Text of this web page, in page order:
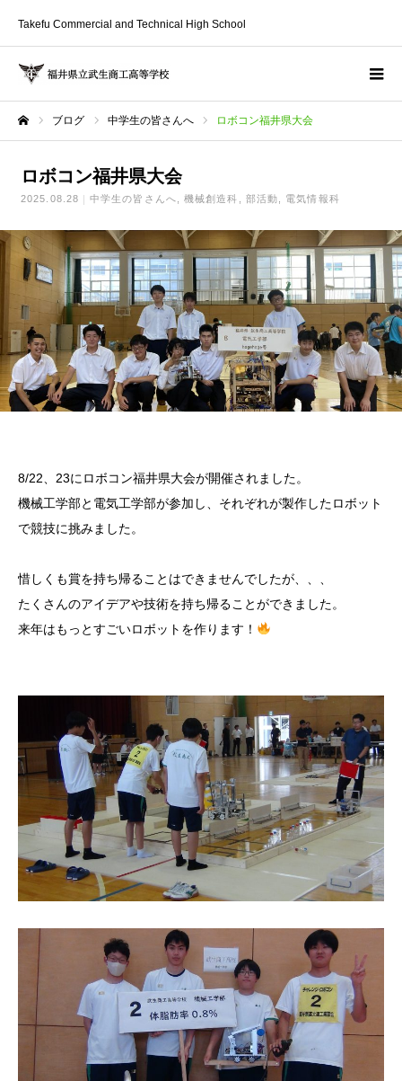
Takefu Commercial and Technical High School
ブログ 中学生の皆さんへ ロボコン福井県大会
ロボコン福井県大会
2025.08.28 中学生の皆さんへ 機械創造科 部活動 電気情報科
8/22、23にロボコン福井県大会が開催されました。
機械工学部と電気工学部が参加し、それぞれが製作したロボット
で競技に挑みました。
惜しくも賞を持ち帰ることはできませんでしたが、、、
たくさんのアイデアや技術を持ち帰ることができました。
来年はもっとすごいロボットを作ります！